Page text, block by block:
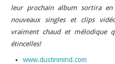
leur prochain album sortira
nouveaux singles et clips
vraiment chaud et mélodique
étincelles!
www.dustinmind.com